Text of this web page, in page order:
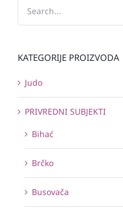
KATEGORIJE PROIZVODA
Judo
PRIVREDNI SUBJEKTI
Bihać
Brčko
Busovača